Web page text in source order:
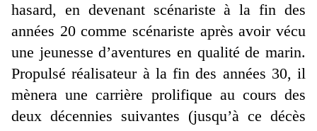
hasard, en devenant scénariste à la fin des
années 20 comme scénariste après avoir vécu
une jeunesse d’aventures en qualité de marin.
Propulsé réalisateur à la fin des années 30, il
mènera une carrière prolifique au cours des
deux décennies suivantes (jusqu’à ce décès